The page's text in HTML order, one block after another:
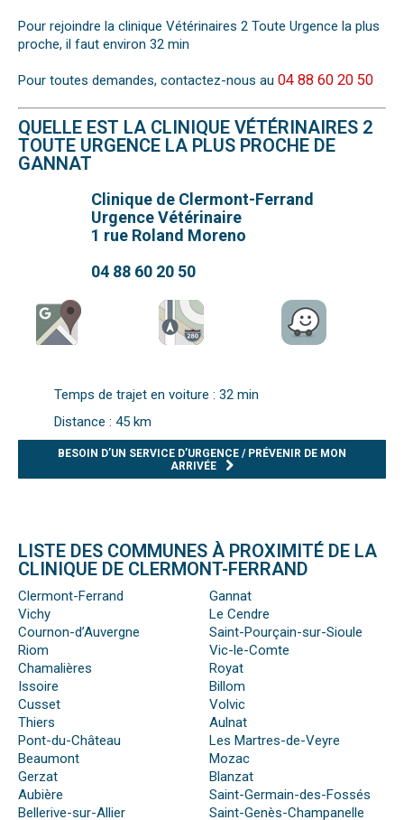
Pour rejoindre la clinique Vétérinaires 2 Toute Urgence la plus
proche, il faut environ 32 min
Pour toutes demandes, contactez-nous au 04 88 60 20 50
QUELLE EST LA CLINIQUE VÉTÉRINAIRES 2
TOUTE URGENCE LA PLUS PROCHE DE
GANNAT
Clinique de Clermont-Ferrand
Urgence Vétérinaire
1 rue Roland Moreno
04 88 60 20 50
Temps de trajet en voiture : 32 min
Distance : 45 km
BESOIN D’UN SERVICE D’URGENCE / PRÉVENIR DE MON
ARRIVÉE
LISTE DES COMMUNES À PROXIMITÉ DE LA
CLINIQUE DE CLERMONT-FERRAND
Clermont-Ferrand
Vichy
Cournon-d’Auvergne
Riom
Chamalières
Issoire
Cusset
Thiers
Pont-du-Château
Beaumont
Gerzat
Aubière
Bellerive-sur-Allier
Gannat
Le Cendre
Saint-Pourçain-sur-Sioule
Vic-le-Comte
Royat
Billom
Volvic
Aulnat
Les Martres-de-Veyre
Mozac
Blanzat
Saint-Germain-des-Fossés
Saint-Genès-Champanelle